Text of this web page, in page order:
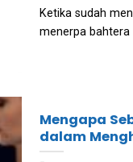
Ketika sudah
menerpa bahtera
Mengapa
dalam